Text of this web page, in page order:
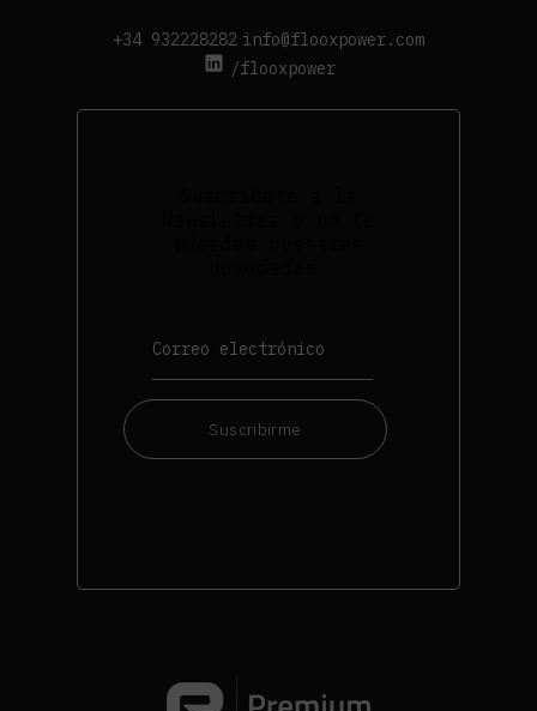
+34 932228282 info@flooxpower.com
/flooxpower
Suscribirme